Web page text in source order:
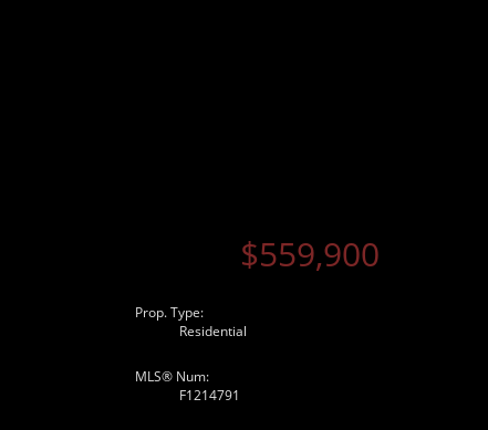
$559,900
Prop. Type:
Residential
MLS® Num:
F1214791